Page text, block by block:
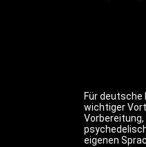
Für deutsche
wichtiger
eigenen